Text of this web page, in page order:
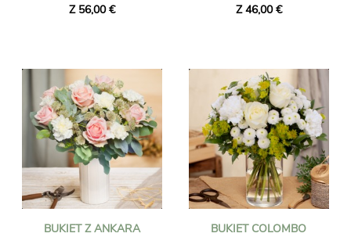
Z 56,00 €
Z 46,00 €
BUKIET Z ANKARA BUKIET COLOMBO